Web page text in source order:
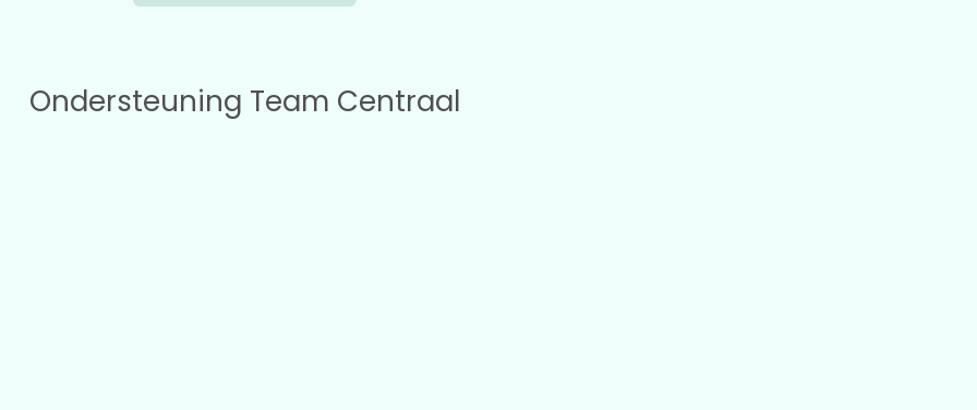
Ondersteuning Team Centraal